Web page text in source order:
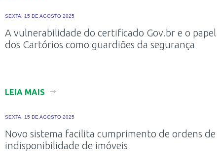
SEXTA, 15 DE AGOSTO 2025
A vulnerabilidade do certificado Gov.br e o papel
dos Cartórios como guardiões da segurança
LEIA MAIS
SEXTA, 15 DE AGOSTO 2025
Novo sistema facilita cumprimento de ordens de
indisponibilidade de imóveis